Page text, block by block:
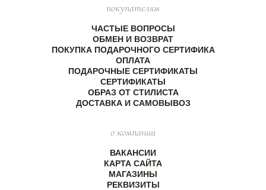
покупателям
ЧАСТЫЕ ВОПРОСЫ
ОБМЕН И ВОЗВРАТ
ПОКУПКА ПОДАРОЧНОГО СЕРТИФИКА
ОПЛАТА
ПОДАРОЧНЫЕ СЕРТИФИКАТЫ
СЕРТИФИКАТЫ
ОБРАЗ ОТ СТИЛИСТА
ДОСТАВКА И САМОВЫВОЗ
о компании
ВАКАНСИИ
КАРТА САЙТА
МАГАЗИНЫ
РЕКВИЗИТЫ